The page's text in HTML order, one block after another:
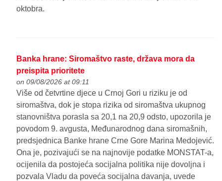
oktobra.
Banka hrane: Siromaštvo raste, država mora da
preispita prioritete
on 09/08/2026 at 09:11
Više od četvrtine djece u Crnoj Gori u riziku je od
siromaštva, dok je stopa rizika od siromaštva ukupnog
stanovništva porasla sa 20,1 na 20,9 odsto, upozorila je
povodom 9. avgusta, Međunarodnog dana siromašnih,
predsjednica Banke hrane Crne Gore Marina Medojević.
Ona je, pozivajući se na najnovije podatke MONSTAT-a,
ocijenila da postojeća socijalna politika nije dovoljna i
pozvala Vladu da poveća socijalna davanja, uvede